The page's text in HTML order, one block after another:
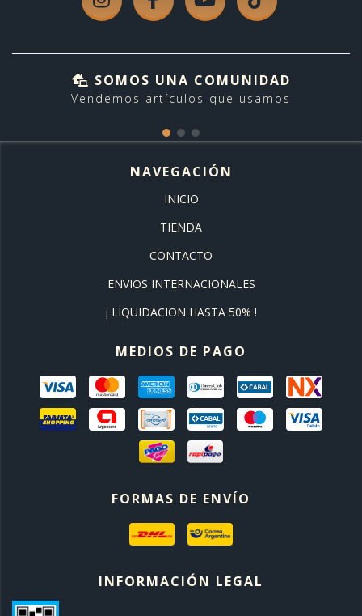
SOMOS UNA COMUNIDAD
Vendemos artículos que usamos
NAVEGACIÓN
INICIO
TIENDA
CONTACTO
ENVIOS INTERNACIONALES
¡ LIQUIDACION HASTA 50% !
MEDIOS DE PAGO
FORMAS DE ENVÍO
INFORMACIÓN LEGAL